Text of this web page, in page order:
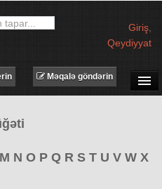
Giriş
Qeydiyyat
Məqalə göndərin
M N O P Q R S T U V W X